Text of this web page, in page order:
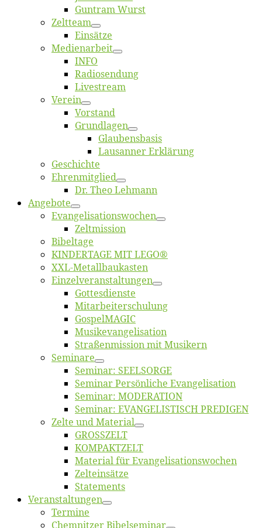
Gun­tram Wurst
Zelt­team
Ein­sät­ze
Me­di­en­ar­beit
INFO
Ra­dio­sen­dung
Live­stream
Ver­ein
Vor­stand
Grund­la­gen
Glaubens­ba­sis
Lausan­ner Erklärung
Ge­schich­te
Eh­ren­mit­glied
Dr. Theo Lehmann
An­ge­bo­te
Evangelisa­tions­wo­chen
Zelt­mis­si­on
Bi­bel­ta­ge
KINDERTAGE MIT LEGO®
XXL-Me­­tal­l­­bau­­kas­­ten
Einzelver­an­stal­tungen
Got­tes­diens­te
Mitarbeiter­schulung
Gos­pel­MA­GIC
Musikevan­ge­li­sa­tion
Straßenmis­sion mit Musikern
Se­mi­na­re
Se­mi­nar: SEELSORGE
Se­mi­nar Per­sön­li­che Evangelisation
Se­mi­nar: MODERATION
Se­mi­nar: EVANGELISTISCH PREDIGEN
Zel­te und Material
GROSSZELT
KOMPAKTZELT
Ma­te­ri­al für Evangelisationswochen
Zelt­ein­sät­ze
State­ments
Ver­an­stal­tun­gen
Ter­mi­ne
Chemnit­zer Bibelseminar